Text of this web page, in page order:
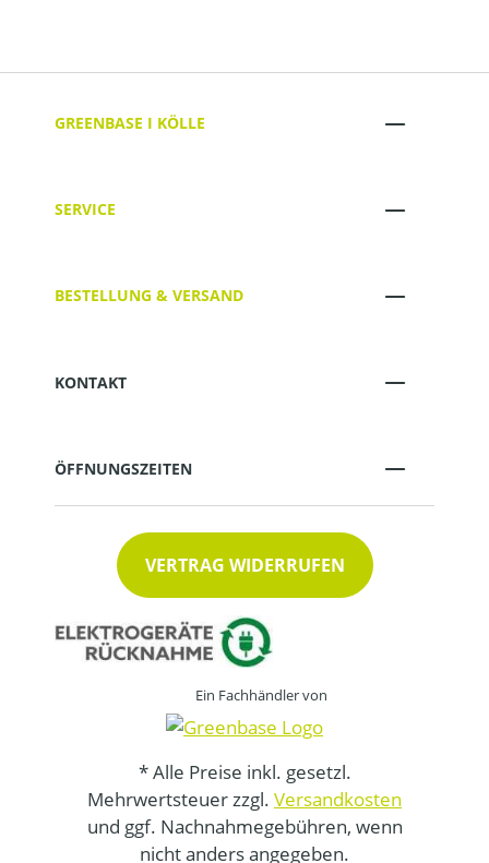
GREENBASE I KÖLLE
SERVICE
BESTELLUNG & VERSAND
KONTAKT
ÖFFNUNGSZEITEN
VERTRAG WIDERRUFEN
Ein Fachhändler von
* Alle Preise inkl. gesetzl.
Mehrwertsteuer zzgl. Versandkosten
und ggf. Nachnahmegebühren, wenn
nicht anders angegeben.